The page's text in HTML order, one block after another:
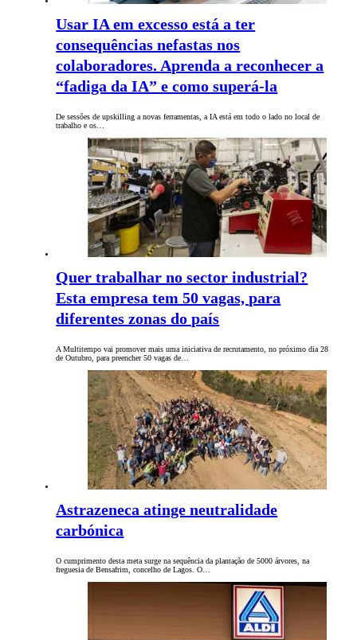
Usar IA em excesso está a ter
consequências nefastas nos
colaboradores. Aprenda a reconhecer a
“fadiga da IA” e como superá-la
De sessões de upskilling a novas ferramentas, a IA está em todo o lado no local de
trabalho e os…
Quer trabalhar no sector industrial?
Esta empresa tem 50 vagas, para
diferentes zonas do país
A Multitempo vai promover mais uma iniciativa de recrutamento, no próximo dia 28
de Outubro, para preencher 50 vagas de…
Astrazeneca atinge neutralidade
carbónica
O cumprimento desta meta surge na sequência da plantação de 5000 árvores, na
freguesia de Bensafrim, concelho de Lagos. O…